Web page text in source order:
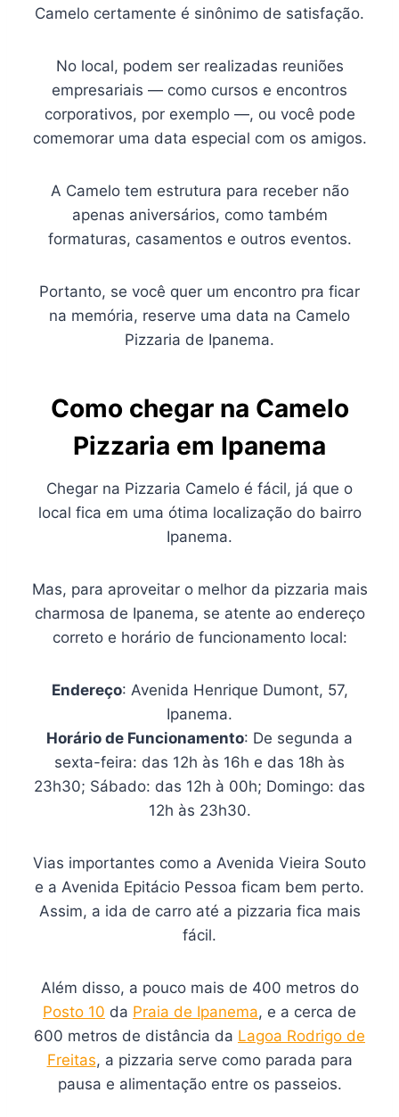
Camelo certamente é sinônimo de satisfação.
No local, podem ser realizadas reuniões
empresariais — como cursos e encontros
corporativos, por exemplo —, ou você pode
comemorar uma data especial com os amigos.
A Camelo tem estrutura para receber não
apenas aniversários, como também
formaturas, casamentos e outros eventos.
Portanto, se você quer um encontro pra ficar
na memória, reserve uma data na Camelo
Pizzaria de Ipanema.
Como chegar na Camelo
Pizzaria em Ipanema
Chegar na Pizzaria Camelo é fácil, já que o
local fica em uma ótima localização do bairro
Ipanema.
Mas, para aproveitar o melhor da pizzaria mais
charmosa de Ipanema, se atente ao endereço
correto e horário de funcionamento local:
Endereço: Avenida Henrique Dumont, 57,
Ipanema.
Horário de Funcionamento: De segunda a
sexta-feira: das 12h às 16h e das 18h às
23h30; Sábado: das 12h à 00h; Domingo: das
12h às 23h30.
Vias importantes como a Avenida Vieira Souto
e a Avenida Epitácio Pessoa ficam bem perto.
Assim, a ida de carro até a pizzaria fica mais
fácil.
Além disso, a pouco mais de 400 metros do
Posto 10 da Praia de Ipanema, e a cerca de
600 metros de distância da Lagoa Rodrigo de
Freitas, a pizzaria serve como parada para
pausa e alimentação entre os passeios.